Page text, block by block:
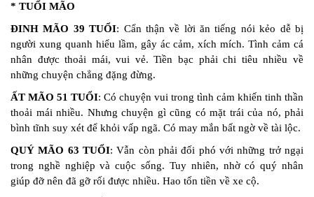
* TUỔI MÃO
ĐINH MÃO 39 TUỔI: Cẩn thận về lời ăn tiếng nói kẻo dễ bị
người xung quanh hiểu lầm, gây ác cảm, xích mích. Tình cảm cá
nhân được thoải mái, vui vẻ. Tiền bạc phải chi tiêu nhiều về
những chuyện chẳng đặng đừng.
ẤT MÃO 51 TUỔI: Có chuyện vui trong tình cảm khiến tinh thần
thoải mái nhiều. Nhưng chuyện gì cũng có mặt trái của nó, phải
bình tĩnh suy xét để khỏi vấp ngã. Có may mắn bất ngờ về tài lộc.
QUÝ MÃO 63 TUỔI: Vẫn còn phải đối phó với những trở ngại
trong nghề nghiệp và cuộc sống. Tuy nhiên, nhờ có quý nhân
giúp đỡ nên đã gỡ rối được nhiều. Hao tốn tiền về xe cộ.